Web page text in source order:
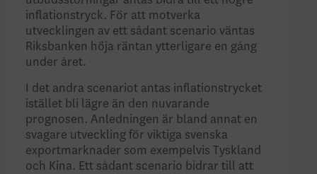
inflationstryck. För att motverka
utvecklingen av ett sådant scenario väntas
Riksbanken höja räntan ytterligare en gång
under året.
I det andra scenariot antas inflationstrycket
istället bli lägre än den nuvarande
prognosen. Anledningen är bland annat en
svagare utveckling för viktiga svenska
exportmarknader som exempelvis Tyskland
och Kina. Ett sådant scenario bidrar till att